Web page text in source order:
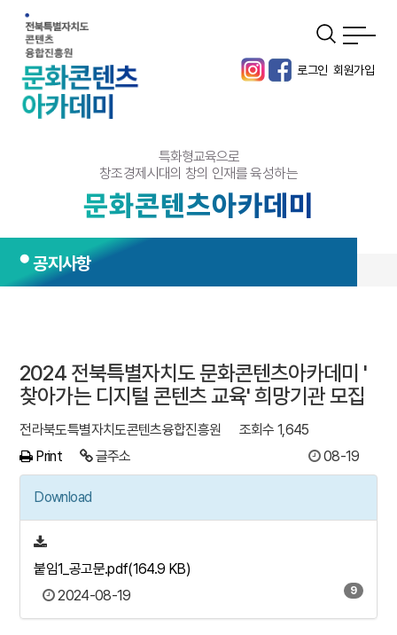
로그인 회원가입
특화형교육으로
창조경제시대의 창의 인재를 육성하는
문화콘텐츠아카데미
공지사항
2024 전북특별자치도 문화콘텐츠아카데미 '
찾아가는 디지털 콘텐츠 교육' 희망기관 모집
전라북도특별자치도콘텐츠융합진흥원
조회수 1,645
Print
글주소 08-19
Download
붙임1_공고문.pdf(164.9 KB)
2024-08-19
9